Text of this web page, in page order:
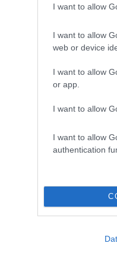
I want to allow
I want to allow
web or device
I want to allow
or app.
I want to allow
I want to allow
authentication
a farsang? A tél
vészelhették át
ételévé vált, és
megtaláljuk:
hogy a hozzávalók